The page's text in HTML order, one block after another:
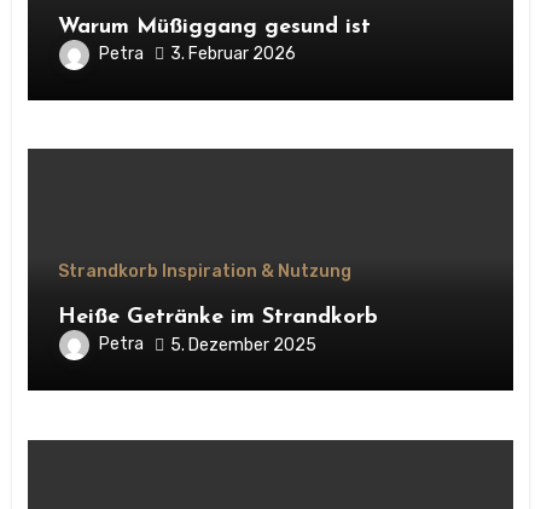
Warum Müßiggang gesund ist
Petra 3. Februar 2026
Strandkorb Inspiration & Nutzung
Heiße Getränke im Strandkorb
Petra 5. Dezember 2025